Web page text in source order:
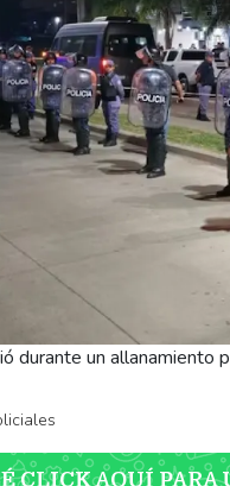
durante un allanamiento
CLICK AQUÍ PARA